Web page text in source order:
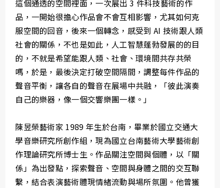
這個通透的空間裡面，一次展出 3 件科技藝術的作
品，一開始很擔心作品會不會互相影響，尤其如何克
服空間的回音，後來一個轉念，感受到 AI 技術跟人類
社會的關係，不也是如此，人工智慧蓬勃發展的的目
的，不就是希望能跟人類、社會、環境間共存共榮
嗎，於是，最後決定打破空間隔間，調整每件作品的
聲音平衡，讓各自的聲音在展場中共融，「彼此演奏
自己的樂器，像一個交響樂團一樣。」
陳昱榮藝術家 1989 年生於台南，畢業於國立交通大
學音樂研究所創作組，現為國立台南藝術大學藝術創
作理論研究所博士生。作品關注空間與個體，以「關
係」為出發點，探索聲音、空間與身體之間的交互聯
繫，結合表演藝術體現情緒流動與場所氛圍。他曾獲